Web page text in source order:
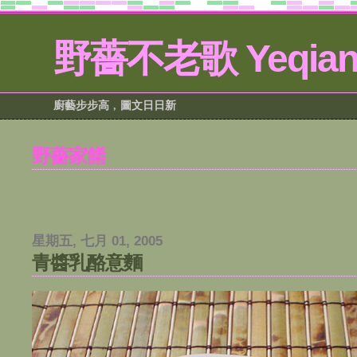
野薔不老歌
廚藝步步高﹐圖文日日新
野薔家餚
星期五, 七月 01, 2005
青醬乳酪意麵